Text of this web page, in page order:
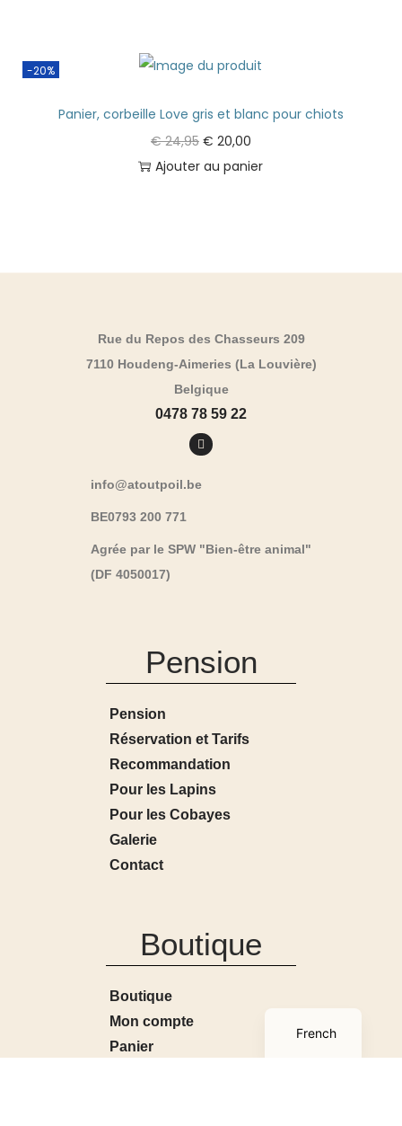
-20%
Panier, corbeille Love gris et blanc pour chiots
€24,95 € 20,00
Ajouter au panier
Rue du Repos des Chasseurs 209
7110 Houdeng-Aimeries (La Louvière)
Belgique
0478 78 59 22
info@atoutpoil.be
BE0793 200 771
Agrée par le SPW "Bien-être animal"
(DF 4050017)
Pension
Pension
Réservation et Tarifs
Recommandation
Pour les Lapins
Pour les Cobayes
Galerie
Contact
Boutique
Boutique
Mon compte
Panier
French